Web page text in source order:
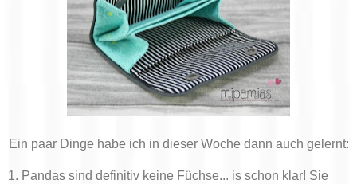
Ein paar Dinge habe ich in dieser Woche dann auch gelernt:
1. Pandas sind definitiv keine Füchse... is schon klar! Sie